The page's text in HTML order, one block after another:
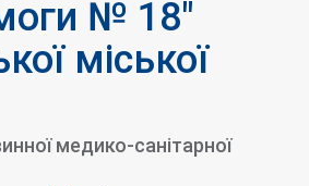
№ 18"
міської
медико-санітарної